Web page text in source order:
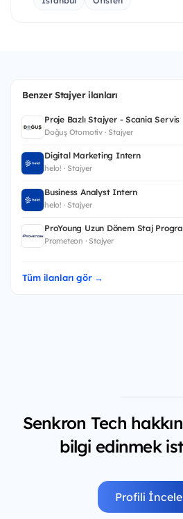
Benzer Stajyer ilanları
Proje Bazlı Stajyer - Scania Servis
Doğuş Otomotiv · Stajyer
Digital Marketing Intern
helo! · Stajyer
Business Analyst Intern
helo! · Stajyer
ProYoung Uzun Dönem Staj
Prometeon · Stajyer
Tüm ilanları gör →
Senkron Tech
bilgi edinmek
Profili İncele